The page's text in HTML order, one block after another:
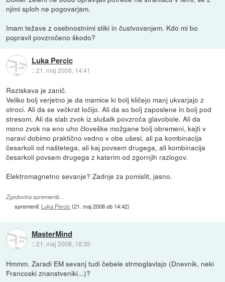
njimi sploh ne pogovarjam.
Imam težave z osebnostnimi stiki in čustvovanjem. Kdo mi bo
popravil povzročeno škodo?
Luka Percic
::21. maj 2008, 14:41
Raziskava je zanič.
Veliko bolj verjetno je da mamice ki bolj kličejo manj ukvarjajo z
otroci. Ali da se večkrat ločijo. Ali da so bolj zaposlene in bolj pod
stresom. Ali da slab zvok iz slušalk povzroča glavobole. Ali da
mono zvok na eno uho človeške možgane bolj obremeni, kajti v
naravi dobimo praktično vedno v obe ušesi, ali pa kombinacija
česarkoli od naštetega, ali kaj povsem drugega, ali kombinacija
česarkoli povsem drugega z katerim od zgornjih razlogov.
Elektromagnetno sevanje? Zadnje za pomislit, jasno.
Zgodovina sprememb…
spremenil: Luka Percic (21. maj 2008 ob 14:42)
MasterMind
::21. maj 2008, 16:35
Hmmm. Zaradi EM sevanj tudi čebele strmoglavlajo (Dnevnik, neki
Francoski znanstveniki...)?